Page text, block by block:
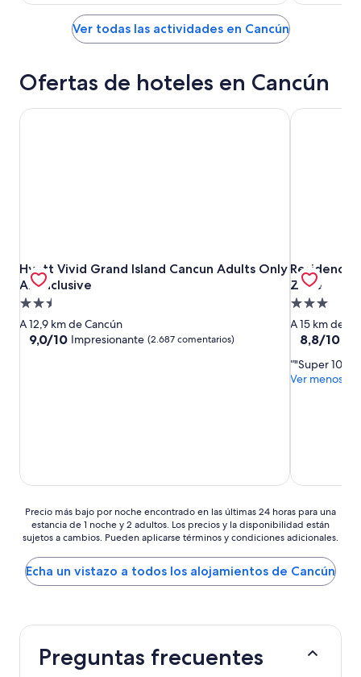
Ver todas las actividades en Cancún
Ofertas de hoteles en Cancún
Hyatt Vivid Grand Island Cancun Adults Only
All-Inclusive
Hyatt Vivid Grand Island Cancun Adults Only All-Inclusive
Alojamiento
de
2.5 estrellas
A 12,9 km de Cancún
9.0
9,0/10 Impresionante (2.687 comentarios)
Hyatt Vivid Grand Island Cancun Adults Only All-Inclusive
Residence
Zone
Residence
Alojamiento
de
3.0 estrellas
A 15 km de
8.8
10,
Excelente,
8,8/10
"Super 10/10"
Ver menos
Residence
Precio
más
bajo
por
noche
encontrado
últimas
Precio más bajo por noche encontrado en las últimas 24 horas para una
estancia de 1 noche y 2 adultos. Los precios y la disponibilidad están
sujetos a cambios. Pueden aplicarse términos y condiciones adicionales.
Echa un vistazo a todos los alojamientos de Cancún
Preguntas frecuentes